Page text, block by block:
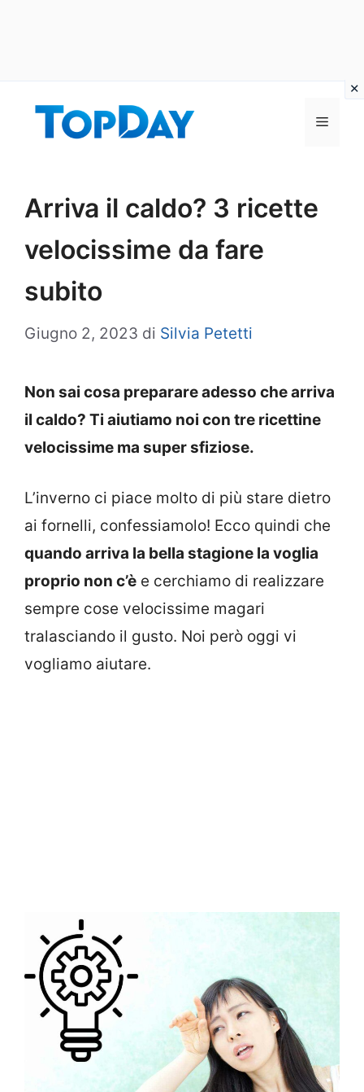
Menu
Arriva il caldo? 3 ricette
velocissime da fare
subito
Giugno 2, 2023 di Silvia Petetti
Non sai cosa preparare adesso che arriva
il caldo? Ti aiutiamo noi con tre ricettine
velocissime ma super sfiziose.
L’inverno ci piace molto di più stare dietro
ai fornelli, confessiamolo! Ecco quindi che
quando arriva la bella stagione la voglia
proprio non c’è e cerchiamo di realizzare
sempre cose velocissime magari
tralasciando il gusto. Noi però oggi vi
vogliamo aiutare.